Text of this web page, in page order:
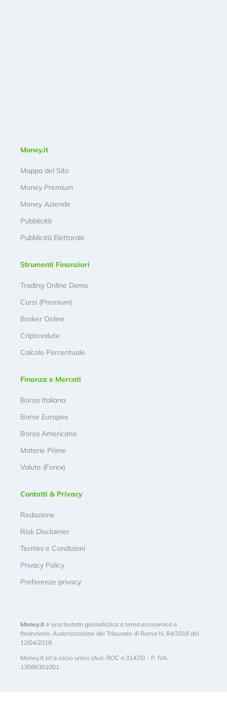
Money.it
Mappa del Sito
Money Premium
Money Aziende
Pubblicità
Pubblicità Elettorale
Strumenti Finanziari
Trading Online Demo
Corsi (Premium)
Broker Online
Criptovalute
Calcolo Percentuale
Finanza e Mercati
Borsa Italiana
Borse Europee
Borsa Americana
Materie Prime
Valute (Forex)
Contatti & Privacy
Redazione
Risk Disclaimer
Termini e Condizioni
Privacy Policy
Preferenze privacy
Money.it è una testata giornalistica a tema economico e
finanziario. Autorizzazione del Tribunale di Roma N. 84/2018 del
12/04/2018.
Money.it srl a socio unico (Aut. ROC n.31425) - P. IVA:
13586361001